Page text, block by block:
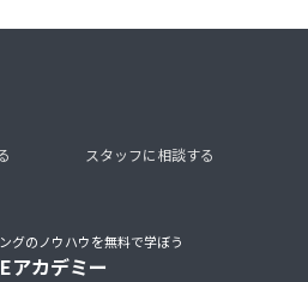
スタッフに相談する
グのノウハウを無料で学ぼう
アカデミー